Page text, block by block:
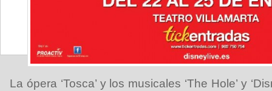
La ópera ‘Tosca’ y los musicales ‘The Hole’ y